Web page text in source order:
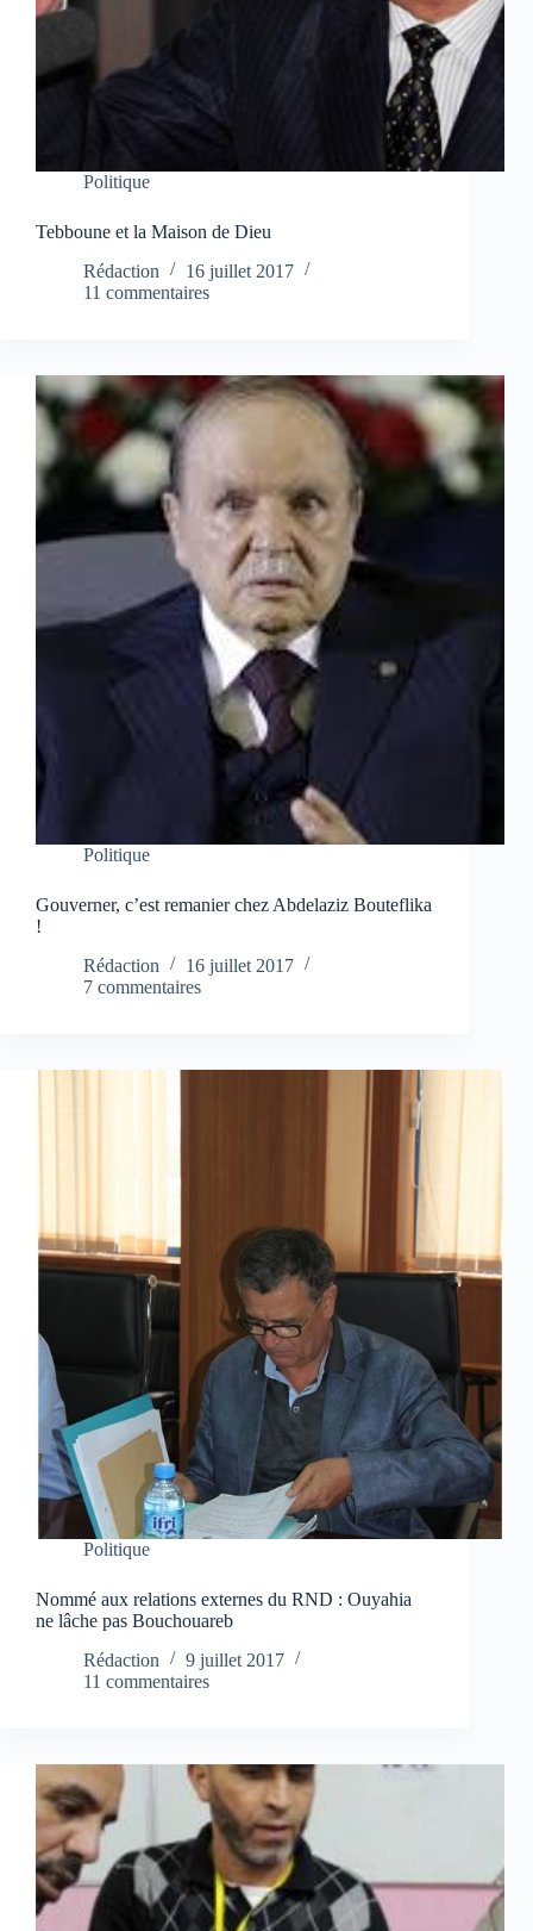
Politique
Tebboune et la Maison de Dieu
Rédaction
16 juillet 2017
11 commentaires
Politique
Gouverner, c’est remanier chez Abdelaziz Bouteflika
!
Rédaction
16 juillet 2017
7 commentaires
Politique
Nommé aux relations externes du RND : Ouyahia
ne lâche pas Bouchouareb
Rédaction
9 juillet 2017
11 commentaires